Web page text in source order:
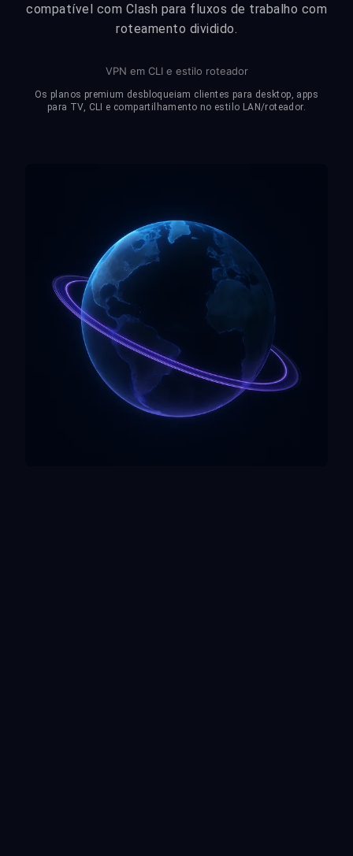
compatível com Clash para fluxos de trabalho com
roteamento dividido.
VPN em CLI e estilo roteador
Os planos premium desbloqueiam clientes para desktop, apps
para TV, CLI e compartilhamento no estilo LAN/roteador.